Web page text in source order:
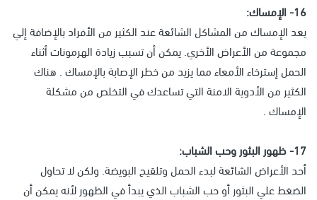
16- الإمساك:
يعد الإمساك من المشاكل الشائعة عند الكثير من الأفراد بالإضافة إلي
مجموعة من الأعراض الأخري. يمكن أن تسبب زيادة الهرمونات أثناء
الحمل إسترخاء الأمعاء مما يزيد من خطر الإصابة بالإمساك . هناك
الكثير من الأدوية الامنة التي تساعدك في التخلص من مشكلة
الإمساك .
17- ظهور البثور وحب الشباب:
أحد الأعراض الشائعة لبدء الحمل وتلقيح البويضة. ولكن لا تحاول
الضغط علي البثور أو حب الشباب الذي يبدأ في الظهور لأنه يمكن أن